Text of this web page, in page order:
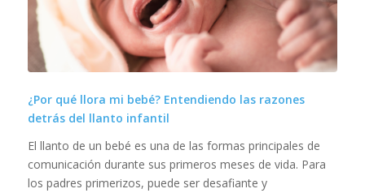
¿Por qué llora mi bebé? Entendiendo las razones
detrás del llanto infantil
El llanto de un bebé es una de las formas principales de
comunicación durante sus primeros meses de vida. Para
los padres primerizos, puede ser desafiante y